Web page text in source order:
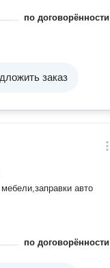
по договорённости
заказ
авто
по договорённости